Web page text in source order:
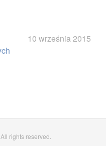
10 września 2015
rights reserved.